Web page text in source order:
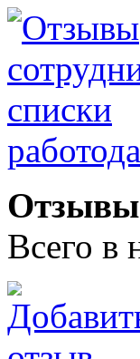
Отзывы
Всего в